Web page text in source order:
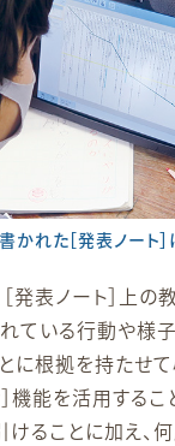
れた［発表ノート］
発表ノート］上の
ている行動や様
に根拠を持たせ
］機能を活用する
ることに加え、